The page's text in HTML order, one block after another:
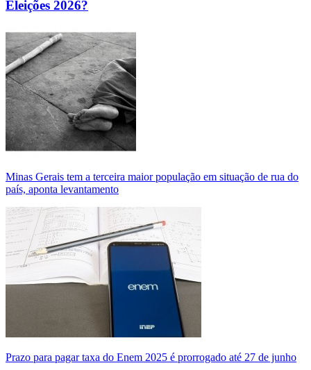
Eleições 2026?
Minas Gerais tem a terceira maior população em situação de rua do
país, aponta levantamento
Prazo para pagar taxa do Enem 2025 é prorrogado até 27 de junho